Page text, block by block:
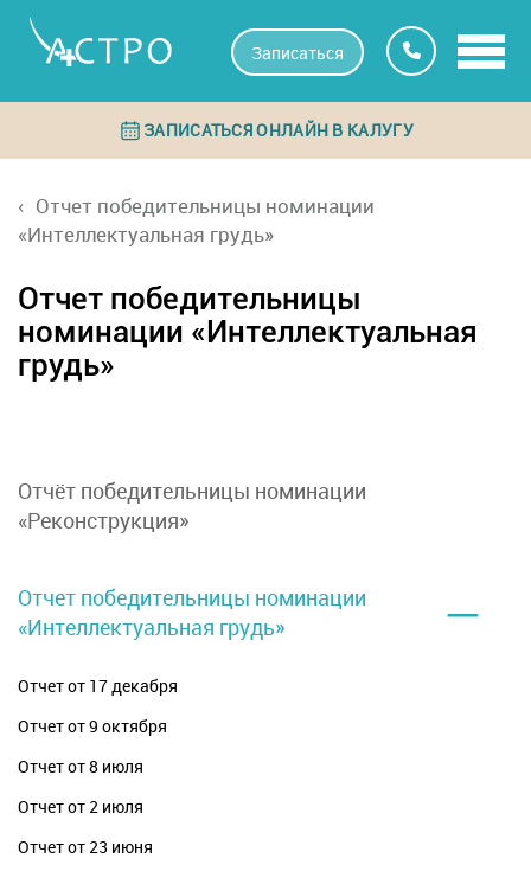
Записаться
ЗАПИСАТЬСЯ ОНЛАЙН В КАЛУГУ
Отчет победительницы номинации
«Интеллектуальная грудь»
Отчет победительницы
номинации «Интеллектуальная
грудь»
Отчёт победительницы номинации
«Реконструкция»
Отчет победительницы номинации
«Интеллектуальная грудь»
–
Отчет от 17 декабря
Отчет от 9 октября
Отчет от 8 июля
Отчет от 2 июля
Отчет от 23 июня